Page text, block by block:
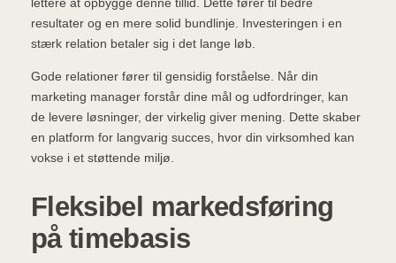
resultater og en mere solid bundlinje. Investeringen i en
stærk relation betaler sig i det lange løb.
Gode relationer fører til gensidig forståelse. Når din
marketing manager forstår dine mål og udfordringer, kan
de levere løsninger, der virkelig giver mening. Dette skaber
en platform for langvarig succes, hvor din virksomhed kan
vokse i et støttende miljø.
Fleksibel markedsføring
på timebasis